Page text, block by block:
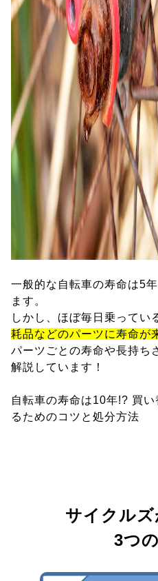
一般的な自転車の寿命は5
ます。
しかし、ほぼ毎日乗ってい
耗品などのパーツに寿命が
パーツごとの寿命や長持ち
解説しています！
自転車の寿命は10年!? 買
るためのコツと処分方法
サイクル
3つ